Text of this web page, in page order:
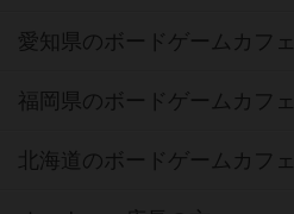
愛知県のボードゲームカフェ
福岡県のボードゲームカフェ
北海道のボードゲームカフェ